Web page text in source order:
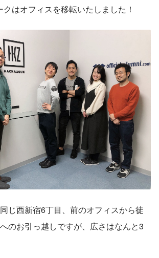
はオフィスを移転いたしました！
じ西新宿6丁目、前のオフィスから徒
のお引っ越しですが、広さはなんと3